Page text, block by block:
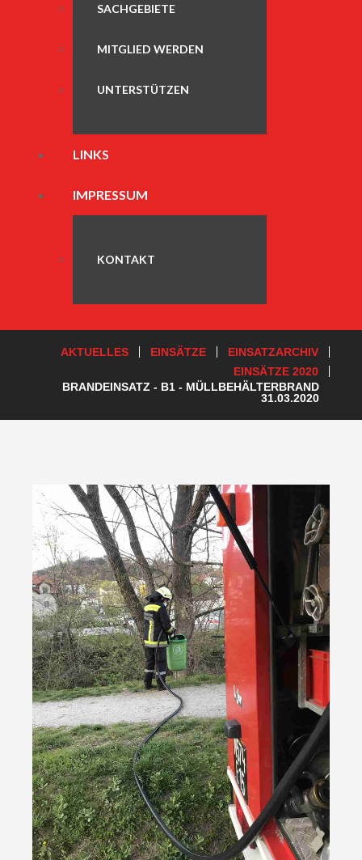
SACHGEBIETE
MITGLIED WERDEN
UNTERSTÜTZEN
LINKS
IMPRESSUM
KONTAKT
AKTUELLES EINSÄTZE
EINSATZARCHIV
EINSÄTZE 2020
BRANDEINSATZ - B1 - MÜLLBEHÄLTERBRAND
31.03.2020